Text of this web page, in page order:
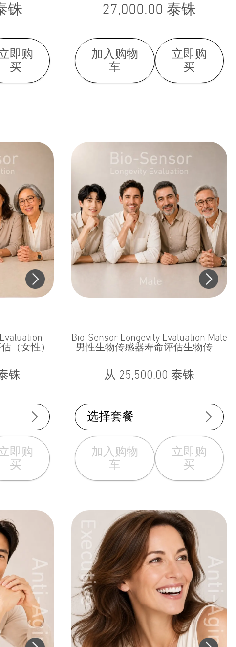
铢
即购
买
27,000.00 泰铢
加入购物
车
立即购
买
估（女性）
铢
即购
买
Bio-Sensor Longevity Evaluation Male
男性生物传感器寿命评估生物传感
从 25,500.00 泰铢
选择套餐
加入购物
车
立即购
买